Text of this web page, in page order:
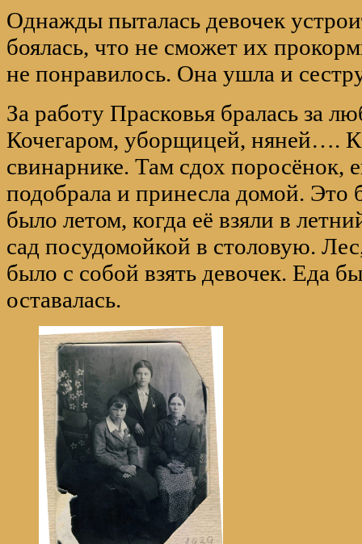
Однажды пыталась девочек
боялась, что не сможет их
не понравилось. Она ушла и
За работу Прасковья бралась за
Кочегаром, уборщицей, няней….
свинарнике. Там сдох поросёнок,
подобрала и принесла домой.
было летом, когда её взяли в
сад посудомойкой в столовую.
было с собой взять девочек. Еда
оставалась.